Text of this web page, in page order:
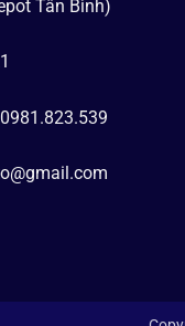
Tân Bình)